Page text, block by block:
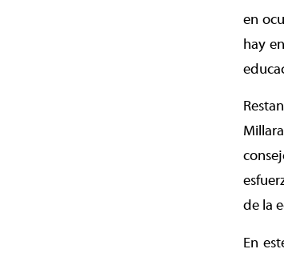
en
hay
de la
En